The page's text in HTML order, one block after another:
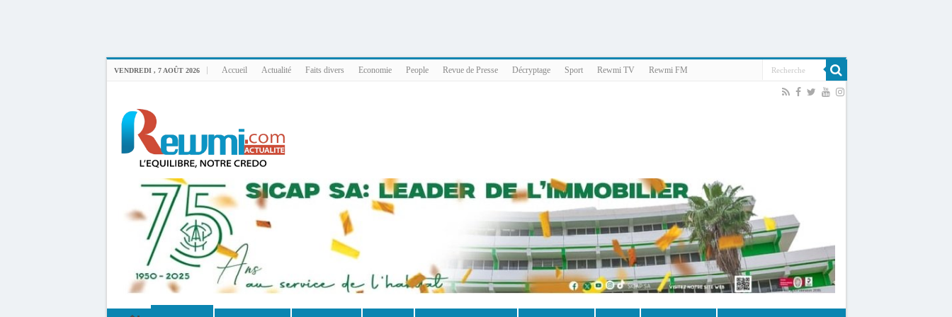
VENDREDI , 7 AOÛT 2026 Accueil Actualité Faits divers Economie People Revue de Presse Décryptage Sport Rewmi TV Rewmi FM